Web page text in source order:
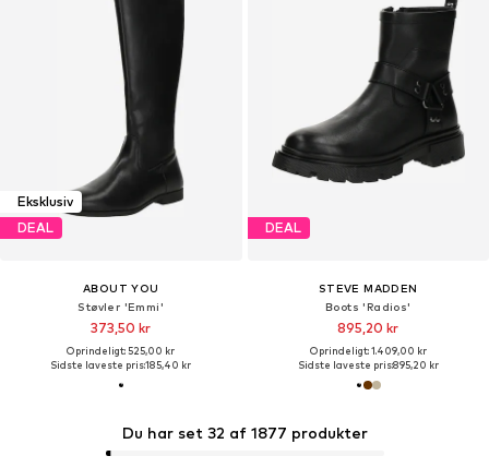
Eksklusiv
DEAL
ABOUT YOU
Støvler 'Emmi'
373,50 kr
Oprindeligt: 525,00 kr
Sidste laveste pris:185,40 kr
DEAL
STEVE MADDEN
Boots 'Radios'
895,20 kr
Oprindeligt: 1.409,00 kr
Sidste laveste pris:895,20 kr
Du har set 32 af 1877 produkter